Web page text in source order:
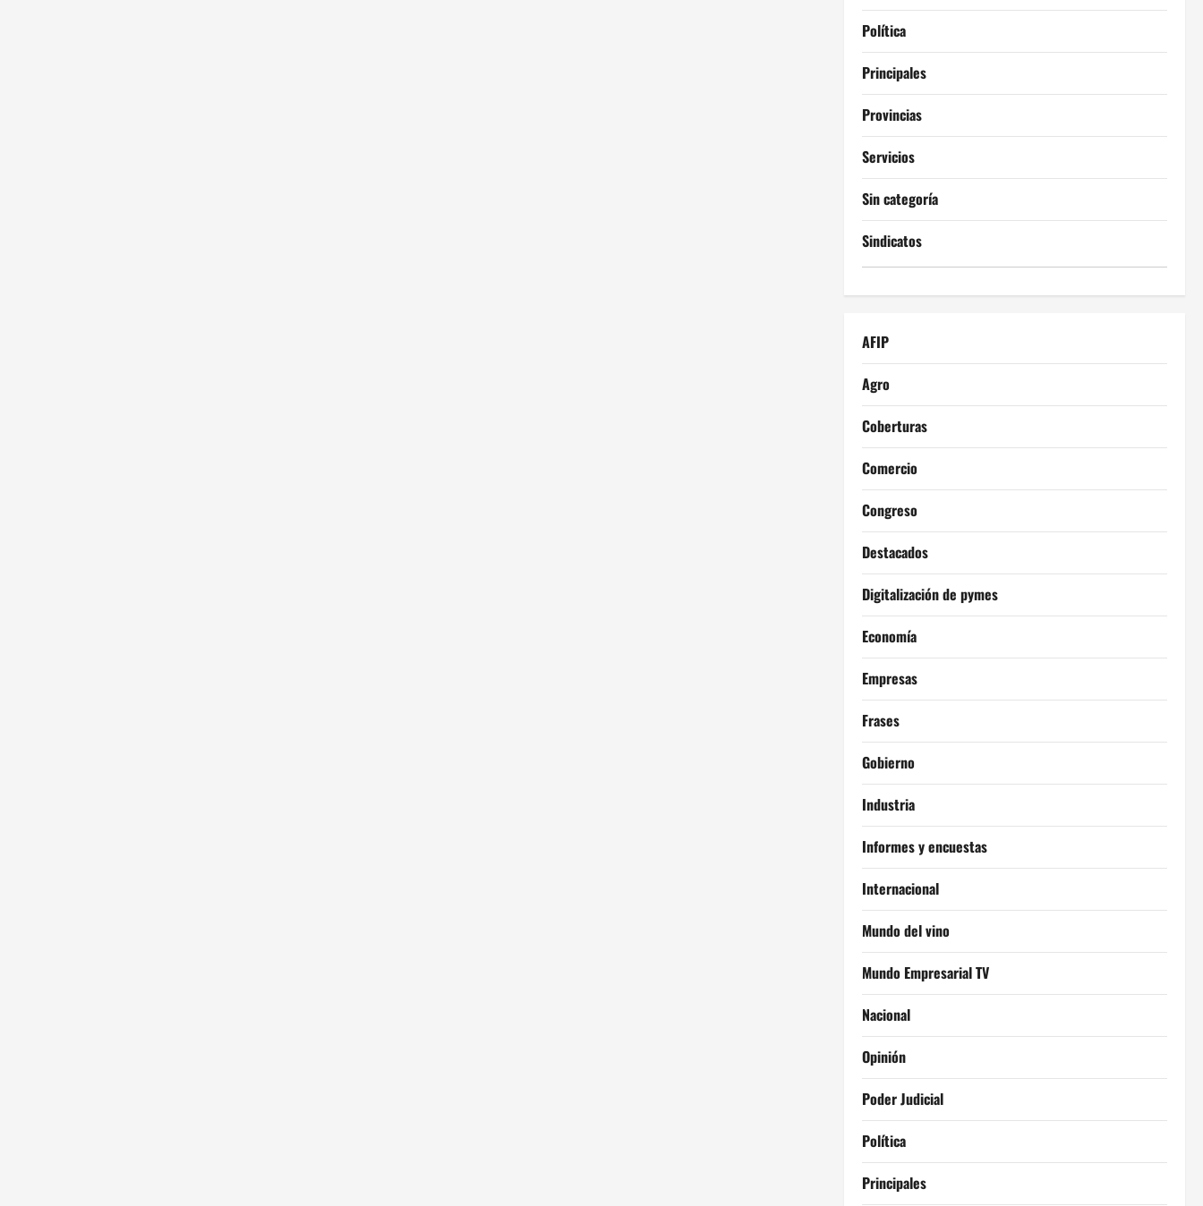
Política
Principales
Provincias
Servicios
Sin categoría
Sindicatos
AFIP
Agro
Coberturas
Comercio
Congreso
Destacados
Digitalización de pymes
Economía
Empresas
Frases
Gobierno
Industria
Informes y encuestas
Internacional
Mundo del vino
Mundo Empresarial TV
Nacional
Opinión
Poder Judicial
Política
Principales